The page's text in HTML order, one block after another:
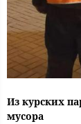
Из курских
мусора